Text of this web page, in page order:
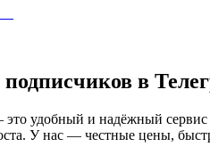
в
удобный и надёжный сервис
У нас — честные цены,